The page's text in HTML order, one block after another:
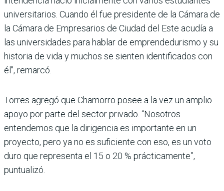
universitarios. Cuando él fue presidente de la Cámara de
la Cámara de Empresarios de Ciudad del Este acudía a
las universidades para hablar de emprendedurismo y su
historia de vida y muchos se sienten identificados con
él", remarcó.
Torres agregó que Chamorro posee a la vez un amplio
apoyo por parte del sector privado. “Nosotros
entendemos que la dirigencia es importante en un
proyecto, pero ya no es suficiente con eso, es un voto
duro que representa el 15 o 20 % prácticamente”,
puntualizó.